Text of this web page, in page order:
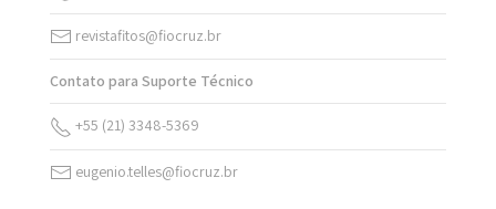
revistafitos@fiocruz.br
Contato para Suporte Técnico
+55 (21) 3348-5369
eugenio.telles@fiocruz.br